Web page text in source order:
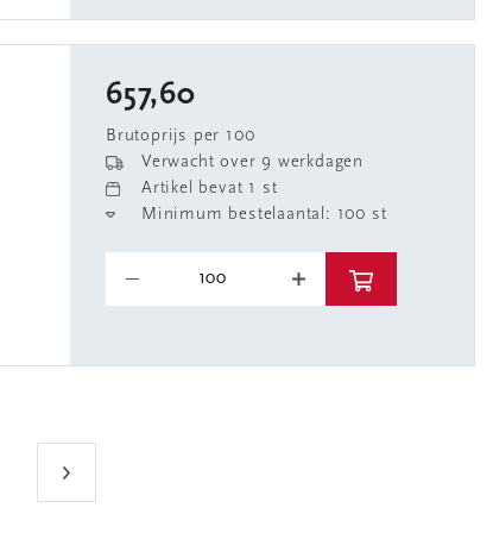
657,60
Brutoprijs per 100
Verwacht over 9 werkdagen
Artikel bevat 1 st
Minimum bestelaantal: 100 st